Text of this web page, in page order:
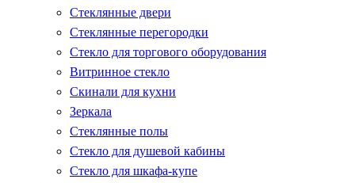
Стеклянные двери
Стеклянные перегородки
Стекло для торгового оборудования
Витринное стекло
Скинали для кухни
Зеркала
Стеклянные полы
Стекло для душевой кабины
Стекло для шкафа-купе